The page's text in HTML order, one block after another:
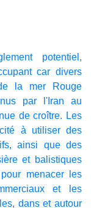
potentiel,
car divers
la mer Rouge
par l'Iran au
de croître. Les
à utiliser des
ainsi que des
et balistiques
menacer les
et les
dans et autour